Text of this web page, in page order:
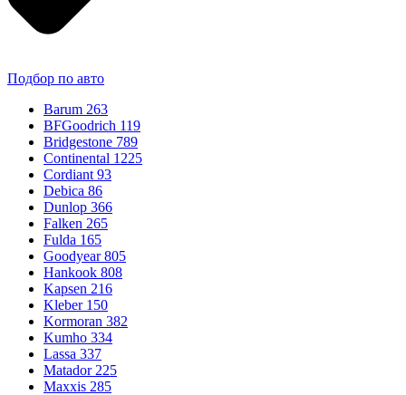
Подбор по авто
Barum 263
BFGoodrich 119
Bridgestone 789
Continental 1225
Cordiant 93
Debica 86
Dunlop 366
Falken 265
Fulda 165
Goodyear 805
Hankook 808
Kapsen 216
Kleber 150
Kormoran 382
Kumho 334
Lassa 337
Matador 225
Maxxis 285